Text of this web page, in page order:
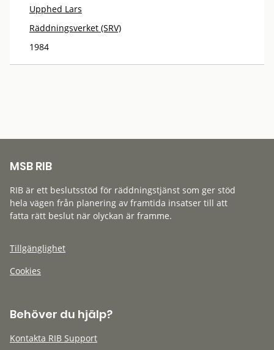
Upphed Lars
Räddningsverket (SRV)
1984
MSB RIB
RIB är ett beslutsstöd för räddningstjänst som ger stöd
hela vägen från planering av framtida insatser till att
fatta rätt beslut när olyckan är framme.
Tillgänglighet
Cookies
Behöver du hjälp?
Kontakta RIB Support